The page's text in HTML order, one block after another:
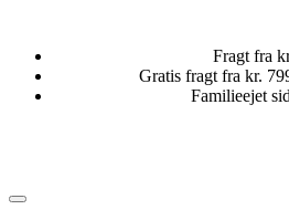
Fragt fra
Gratis fragt fra kr.
Familieejet